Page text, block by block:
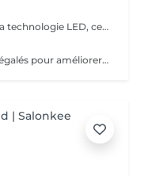
- Soin alliant la technologie Procell et la technologie LED, ce qui permet un effet bactéricide, rénovateur, affine les cicatrices liées à l'acné et ressert les pores - Ce soin est conseillé en cure pour être entièrement efficace - Attention: déconseillé sur l'acné active - Pas de vapeur. Pour plus de renseignements, contactez nous.
Procell Thérapies offre des résultats inégalés pour améliorer l'apparence des rides et ridules, des cicatrices d'acné et des dommages causés par le soleil. Avec une irritation minimale, les traitements Procell sont sûrs, non invasifs, efficaces et fournissent des résultats qui parlent d'eux-mêmes. Ce n'est pas un hasard si Procell Thérapies est devenu le leader du microneedling .. Profitez de la technologie Procell tout en réalisant un soin complet nettoyant.